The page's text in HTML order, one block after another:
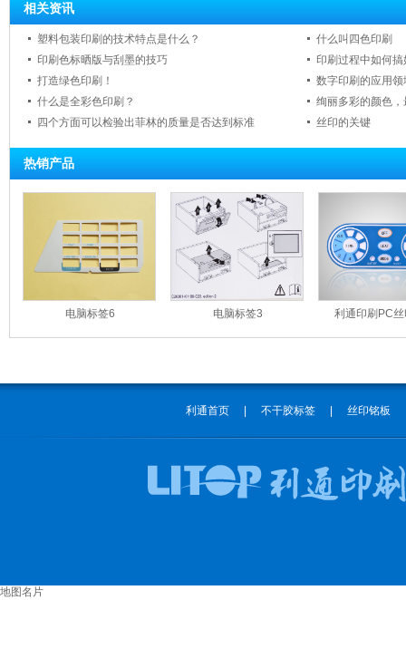
相关资讯
塑料包装印刷的技术特点是什么？
什么叫四色印刷
印刷色标晒版与刮墨的技巧
印刷过程中如何
打造绿色印刷！
数字印刷的应用领
什么是全彩色印刷？
绚丽多彩的颜色
四个方面可以检验出菲林的质量是否达到标准
丝印的关键
热销产品
电脑标签6 电脑标签3 利通印刷PC
利通首页 不干胶标签 丝印铭板
地图名片